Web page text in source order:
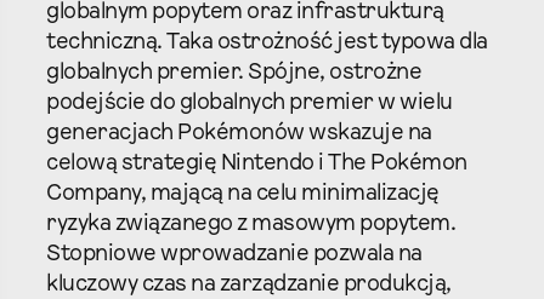
globalnym popytem oraz infrastrukturą
techniczną. Taka ostrożność jest typowa dla
globalnych premier. Spójne, ostrożne
podejście do globalnych premier w wielu
generacjach Pokémonów wskazuje na
celową strategię Nintendo i The Pokémon
Company, mającą na celu minimalizację
ryzyka związanego z masowym popytem.
Stopniowe wprowadzanie pozwala na
kluczowy czas na zarządzanie produkcją,